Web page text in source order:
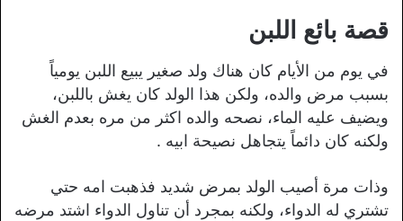
قصة بائع اللبن
في يوم من الأيام كان هناك ولد صغير يبيع اللبن يومياً
بسبب مرض والده، ولكن هذا الولد كان يغش باللبن،
ويضيف عليه الماء، نصحه والده اكثر من مره بعدم الغش
ولكنه كان دائماً يتجاهل نصيحة ابيه .
وذات مرة أصيب الولد بمرض شديد فذهبت امه حتي
تشتري له الدواء، ولكنه بمجرد أن تناول الدواء اشتد مرضه